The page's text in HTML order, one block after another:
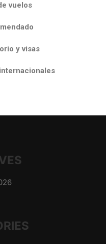
vuelos
y visas